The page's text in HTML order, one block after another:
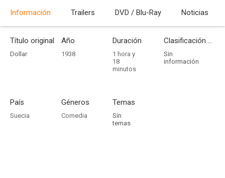
Estrenada
Información Trailers DVD / Blu-Ray Noticias
Título original
Dollar
Año
1938
Duración
1 hora y
18
minutos
Clasificación por edades
Sin
información
País
Suecia
Géneros
Comedia
Temas
Sin
temas